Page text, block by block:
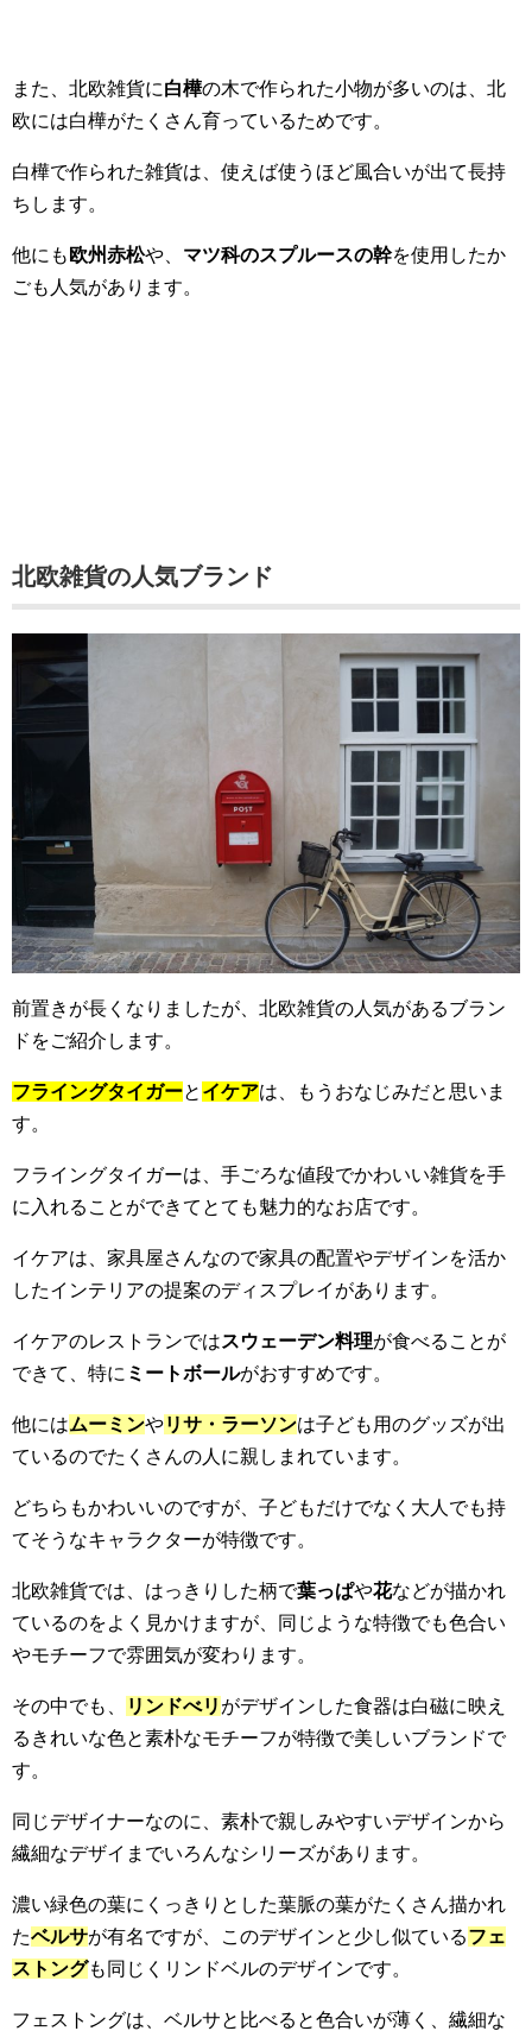
また、北欧雑貨に白樺の木で作られた小物が多いのは、北
欧には白樺がたくさん育っているためです。
白樺で作られた雑貨は、使えば使うほど風合いが出て長持
ちします。
他にも 欧州赤松や、 マツ科のスプルースの幹を使用したか
ごも人気があります。
北欧雑貨の人気ブランド
前置きが長くなりましたが、北欧雑貨の人気があるブラン
ドをご紹介します。
フライングタイガーと イケアは、もうおなじみだと思いま
す。
フライングタイガーは、手ごろな値段でかわいい雑貨を手
に入れることができてとても魅力的なお店です。
イケアは、家具屋さんなので家具の配置やデザインを活か
したインテリアの提案のディスプレイがあります。
イケアのレストランではスウェーデン料理が食べることが
できて、特に ミートボールがおすすめです。
他にはムーミンやリサ・ラーソンは子ども用のグッズが出
ているのでたくさんの人に親しまれています。
どちらもかわいいのですが、子どもだけでなく大人でも持
てそうなキャラクターが特徴です。
北欧雑貨では、はっきりした柄で葉っぱや花などが描かれ
ているのをよく見かけますが、同じような特徴でも色合い
やモチーフで雰囲気が変わります。
その中でも、 リンドべリ がデザインした食器は白磁に映え
るきれいな色と素朴なモチーフが特徴で美しいブランドで
す。
同じデザイナーなのに、素朴で親しみやすいデザインから
繊細なデザイまでいろんなシリーズがあります。
濃い緑色の葉にくっきりとした葉脈の葉がたくさん描かれ
たベルサが有名ですが、このデザインと少し似ているフェ
ストングも同じくリンドベルのデザインです。
フェストングは、ベルサと比べると色合いが薄く、繊細な